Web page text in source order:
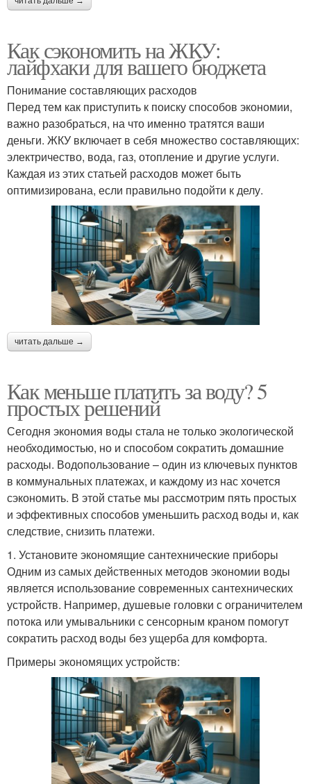
Как сэкономить на ЖКУ:
лайфхаки для вашего бюджета
Понимание составляющих расходов
Перед тем как приступить к поиску способов экономии,
важно разобраться, на что именно тратятся ваши
деньги. ЖКУ включает в себя множество составляющих:
электричество, вода, газ, отопление и другие услуги.
Каждая из этих статьей расходов может быть
оптимизирована, если правильно подойти к делу.
читать дальше →
Как меньше платить за воду? 5
простых решений
Сегодня экономия воды стала не только экологической
необходимостью, но и способом сократить домашние
расходы. Водопользование – один из ключевых пунктов
в коммунальных платежах, и каждому из нас хочется
сэкономить. В этой статье мы рассмотрим пять простых
и эффективных способов уменьшить расход воды и, как
следствие, снизить платежи.
1. Установите экономящие сантехнические приборы
Одним из самых действенных методов экономии воды
является использование современных сантехнических
устройств. Например, душевые головки с ограничителем
потока или умывальники с сенсорным краном помогут
сократить расход воды без ущерба для комфорта.
Примеры экономящих устройств: